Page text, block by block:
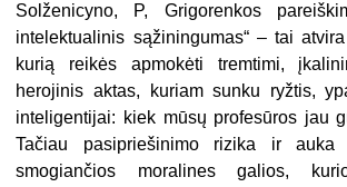
Solženicyno, P, Grigorenkos
intelektualinis sąžiningumas“ – tai
kurią reikės apmokėti
tremtimi,
herojinis aktas, kuriam sunku ryžtis,
inteligentijai: kiek mūsų profesūros jau
Tačiau pasipriešinimo rizika ir auka
smogiančios moralines galios,